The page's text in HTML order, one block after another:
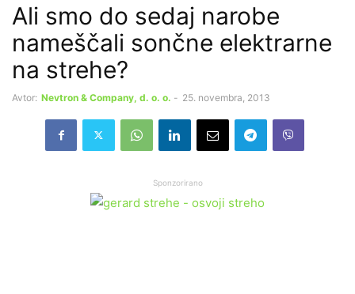
Ali smo do sedaj narobe
nameščali sončne elektrarne
na strehe?
Avtor: Nevtron & Company, d. o. o. - 25. novembra, 2013
Sponzorirano